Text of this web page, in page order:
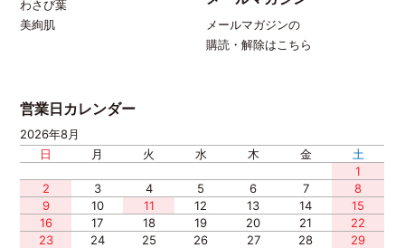
わさび葉
美絢肌
メールマガジンの
購読・解除はこちら
営業日カレンダー
2026年8月
日
月 火 水 木 金
土
1
2
3 4 5 6 7
8
9
10 11 12 13 14
15
16
17 18 19 20 21
22
23
24 25 26 27 28
29